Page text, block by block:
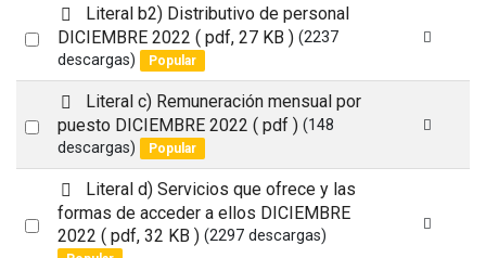
l
t
Select
d
e
f
a
l
t
Literal b2) Distributivo de personal
DICIEMBRE 2022 ( pdf, 27 KB ) (2237
descargas)
Popular
Select
d
e
f
a
l
t
Literal c) Remuneración mensual por
puesto DICIEMBRE 2022 ( pdf ) (148
descargas)
Popular
Select
d
e
f
a
Literal d) Servicios que ofrece y las
formas de acceder a ellos DICIEMBRE
2022 ( pdf, 32 KB ) (2297 descargas)